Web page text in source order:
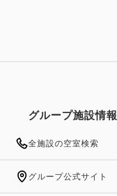
グループ施設情報
全施設の空室検索
グループ公式サイト